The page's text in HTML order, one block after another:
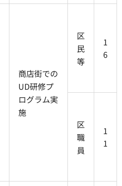
商店街での
UD研修プ
ログラム実
施
区
民
等
1
6
区
職
員
1
1